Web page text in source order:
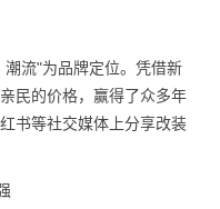
流"为品牌定位。凭借新
民的价格，赢得了众多年
书等社交媒体上分享改装